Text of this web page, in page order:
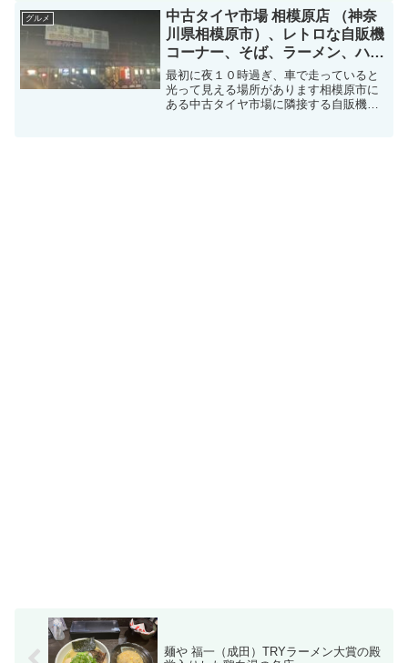
グルメ
中古タイヤ市場 相模原店 （神奈
川県相模原市）、レトロな自販機
コーナー、そば、ラーメン、ハン
バーガー、小銭の準備を忘れず
に！
最初に夜１０時過ぎ、車で走っていると
光って見える場所があります相模原市に
ある中古タイヤ市場に隣接する自販機コ
麺や 福一（成田）TRYラーメン大賞の殿